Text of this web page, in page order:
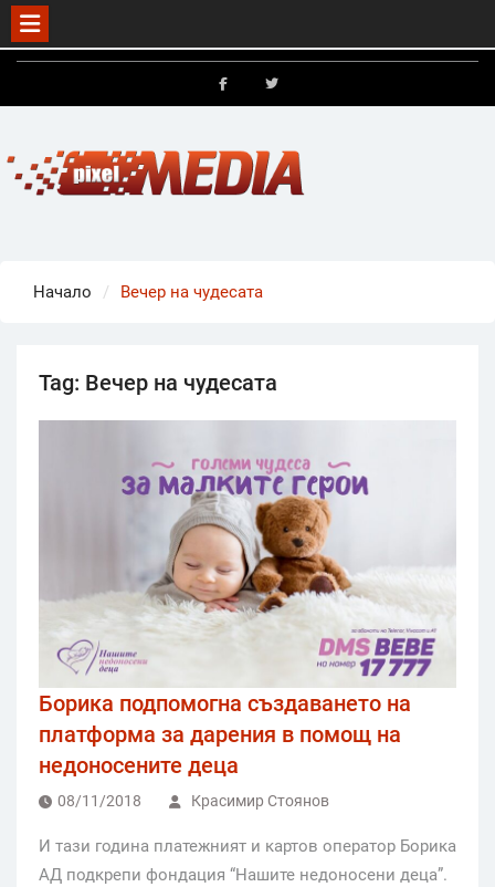
Skip
Начало Вечер на чудесата
Tag: Вечер на чудесата
Борика подпомогна създаването на
платформа за дарения в помощ на
недоносените деца
08/11/2018 Красимир Стоянов
И тази година платежният и картов оператор Борика
АД подкрепи фондация “Нашите недоносени деца”.